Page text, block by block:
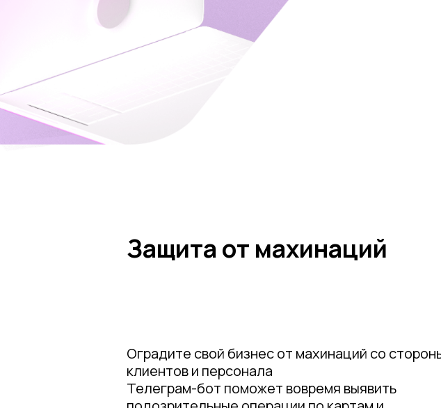
Защита от махинаций
Оградите свой бизнес от махинаций со
клиентов и персонала
Телеграм-бот поможет вовремя выявить